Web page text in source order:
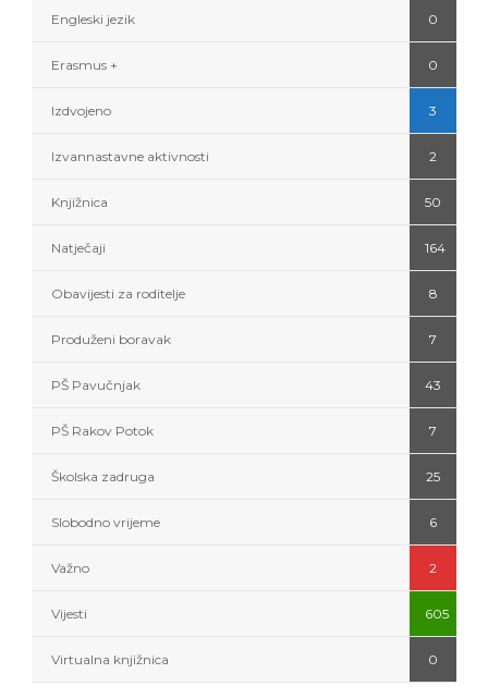
Engleski jezik 0
Erasmus + 0
Izdvojeno 3
Izvannastavne aktivnosti 2
Knjižnica 50
Natječaji 164
Obavijesti za roditelje 8
Produženi boravak 7
PŠ Pavučnjak 43
PŠ Rakov Potok 7
Školska zadruga 25
Slobodno vrijeme 6
Važno 2
Vijesti 605
Virtualna knjižnica 0